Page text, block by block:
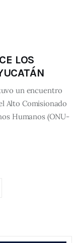
LOS
un encuentro
Alto Comisionado
Humanos (ONU-